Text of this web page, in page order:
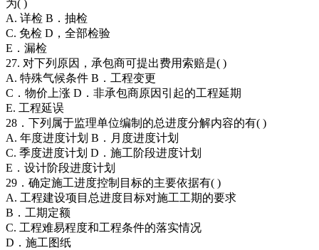
为( )
A. 详检 B．抽检
C. 免检 D，全部检验
E．漏检
27. 对下列原因，承包商可提出费用索赔是( )
A. 特殊气候条件 B．工程变更
C．物价上涨 D．非承包商原因引起的工程延期
E. 工程延误
28．下列属于监理单位编制的总进度分解内容的有( )
A. 年度进度计划 B．月度进度计划
C. 季度进度计划 D．施工阶段进度计划
E．设计阶段进度计划
29．确定施工进度控制目标的主要依据有( )
A. 工程建设项目总进度目标对施工工期的要求
B．工期定额
C. 工程难易程度和工程条件的落实情况
D．施工图纸